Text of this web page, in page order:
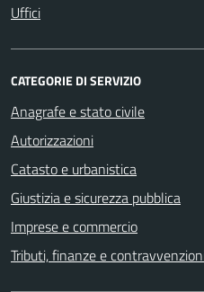
Uffici
CATEGORIE DI SERVIZIO
Anagrafe e stato civile
Autorizzazioni
Catasto e urbanistica
Giustizia e sicurezza pubblica
Imprese e commercio
Tributi, finanze e